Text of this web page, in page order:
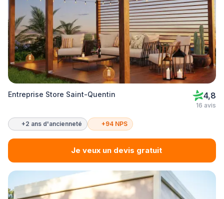
Entreprise Store Saint-Quentin 4,8
16 avis
+2 ans d'ancienneté +94 NPS
Je veux un devis gratuit